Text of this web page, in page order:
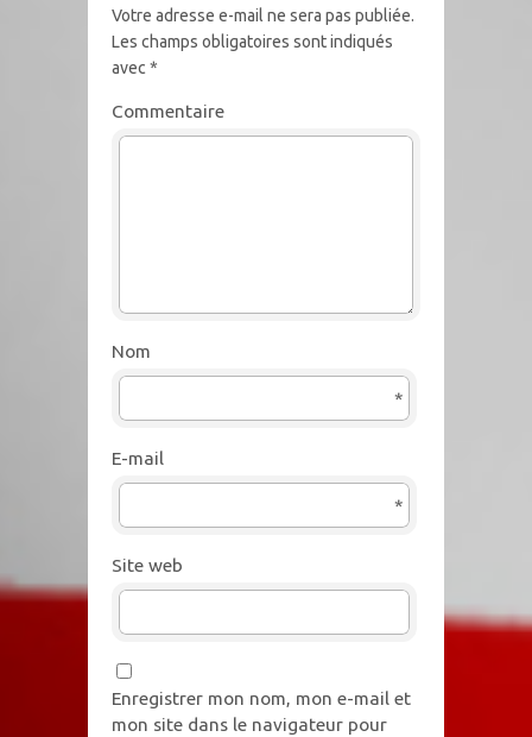
Votre adresse e-mail ne sera pas publiée.
Les champs obligatoires sont indiqués
avec *
Commentaire
Nom
*
E-mail
*
Site web
Enregistrer mon nom, mon e-mail et
mon site dans le navigateur pour